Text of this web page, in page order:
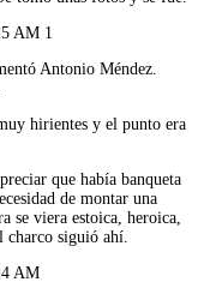
Antonio Méndez.
hirientes y el punto era
que había banqueta
de montar una
se viera estoica, heroica,
siguió ahí.